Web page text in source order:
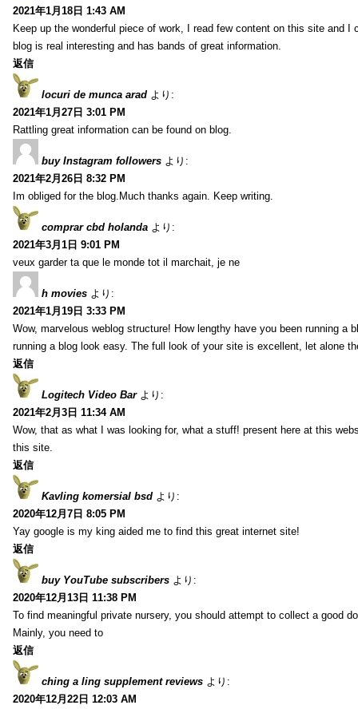
2021年1月18日 1:43 AM
Keep up the wonderful piece of work, I read few content on this site and I
blog is real interesting and has bands of great information.
返信
locuri de munca arad より:
2021年1月27日 3:01 PM
Rattling great information can be found on blog.
buy Instagram followers より:
2021年2月26日 8:32 PM
Im obliged for the blog.Much thanks again. Keep writing.
comprar cbd holanda より:
2021年3月1日 9:01 PM
veux garder ta que le monde tot il marchait, je ne
h movies より:
2021年1月19日 3:33 PM
Wow, marvelous weblog structure! How lengthy have you been running a
running a blog look easy. The full look of your site is excellent, let alone
返信
Logitech Video Bar より:
2021年2月3日 11:34 AM
Wow, that as what I was looking for, what a stuff! present here at this
this site.
返信
Kavling komersial bsd より:
2020年12月7日 8:05 PM
Yay google is my king aided me to find this great internet site!
返信
buy YouTube subscribers より:
2020年12月13日 11:38 PM
To find meaningful private nursery, you should attempt to collect a good
Mainly, you need to
返信
ching a ling supplement reviews より:
2020年12月22日 12:03 AM